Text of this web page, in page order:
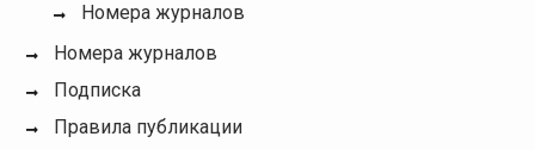
Номера журналов
Номера журналов
Подписка
Правила публикации